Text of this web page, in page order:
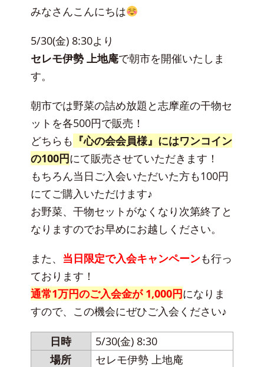
みなさんこんにちは
5/30(金) 8:30より
セレモ伊勢 上地庵で朝市を開催いたしま
す。
朝市では野菜の詰め放題と志摩産の干物セ
ットを各500円で販売！
どちらも 『心の会会員様』にはワンコイン
の100円にて販売させていただきます！
もちろん当日ご入会いただいた方も100円
にてご購入いただけます♪
お野菜、干物セットがなくなり次第終了と
なりますのでお早めにお越しください。
また、 当日限定で入会キャンペーンも行っ
ております！
通常1万円のご入会金が 1,000円になりま
すので、この機会にぜひご入会ください♪
日時
5/30(金) 8:30
場所
セレモ伊勢 上地庵